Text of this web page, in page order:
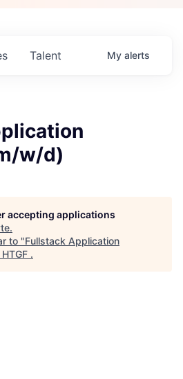
Talent My alerts
w/d)
accepting applications
.
to "Fullstack Application
HTGF .